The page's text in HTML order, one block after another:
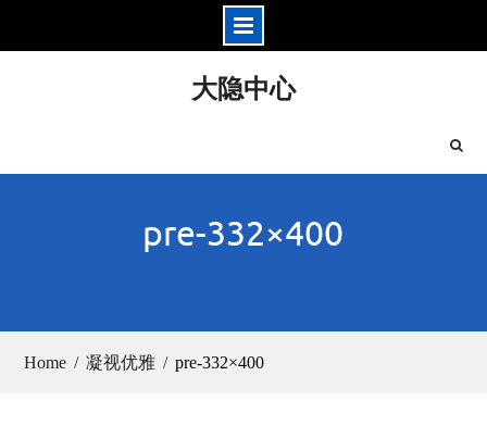
大隐中心
pre-332×400
Home 凝视优雅 pre-332×400